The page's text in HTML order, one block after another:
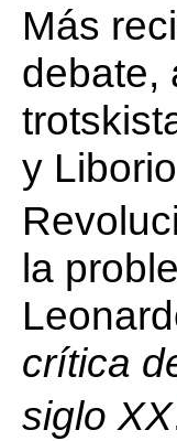
Más
debate,
y
la
crítica
siglo XX